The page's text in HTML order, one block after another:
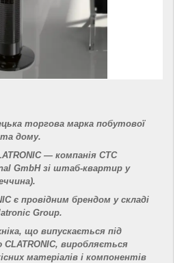
торгова марка побутової
та дому.
— компанія CTC
GmbH зі штаб-квартир у
є провідним брендом у складі
Group.
що випускається під
виробляється
матеріалів і компонентів